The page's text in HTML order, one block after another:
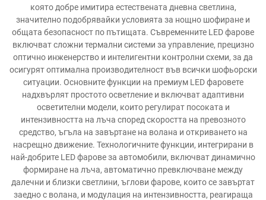
която добре имитира естествената дневна светлина,
значително подобрявайки условията за нощно шофиране и
общата безопасност по пътищата. Съвременните LED фарове
включват сложни термални системи за управление, прецизно
оптично инженерство и интелигентни контролни схеми, за да
осигурят оптимална производителност във всички шофьорски
ситуации. Основните функции на премиум LED фаровете
надхвърлят простото осветление и включват адаптивни
осветителни модели, които регулират посоката и
интензивността на лъча според скоростта на превозното
средство, ъгъла на завъртане на волана и откриването на
насрещно движение. Технологичните функции, интегрирани в
най-добрите LED фарове за автомобили, включват динамично
формиране на лъча, автоматично превключване между
далечни и близки светлини, ъглови фарове, които се завъртат
заедно с волана, и модулация на интензивността, реагираща